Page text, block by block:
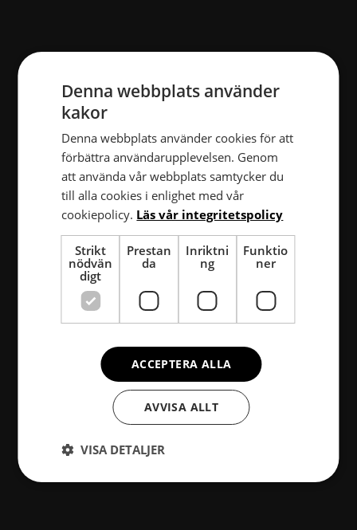
Denna webbplats använder
kakor
Denna webbplats använder cookies för att
förbättra användarupplevelsen. Genom
att använda vår webbplats samtycker du
till alla cookies i enlighet med vår
cookiepolicy. Läs vår integritetspolicy
Strikt
nödvän
digt
Prestan
da
Inriktni
ng
Funktio
ner
ACCEPTERA ALLA
AVVISA ALLT
VISA DETALJER